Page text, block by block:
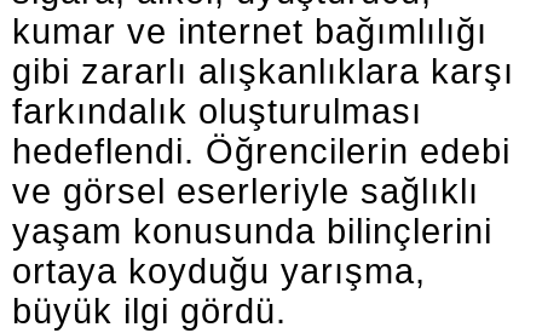
kumar ve internet bağımlılığı
gibi zararlı alışkanlıklara karşı
farkındalık oluşturulması
hedeflendi. Öğrencilerin edebi
ve görsel eserleriyle sağlıklı
yaşam konusunda bilinçlerini
ortaya koyduğu yarışma,
büyük ilgi gördü.